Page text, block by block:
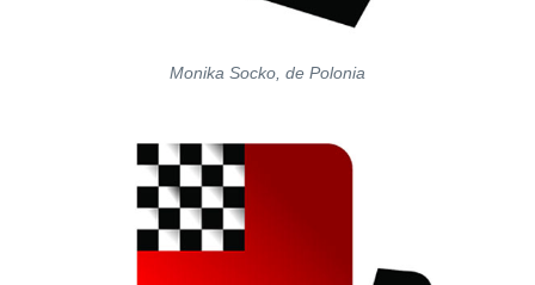
Monika Socko, de Polonia